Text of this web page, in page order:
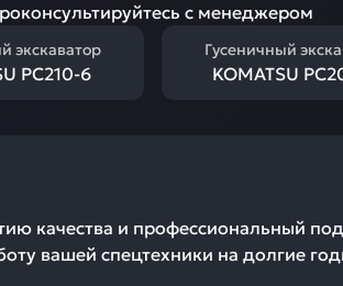
с менеджером
экскаватор
PC210-6
Гусеничный
KOMATSU
качества и профессиональный
вашей спецтехники на долгие